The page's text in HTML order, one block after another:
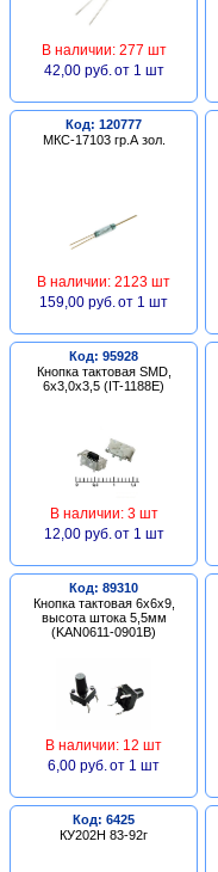
В наличии: 277 шт
42,00 руб. от 1 шт
Код: 120777
МКС-17103 гр.А зол.
В наличии: 2123 шт
159,00 руб. от 1 шт
Код: 95928
Кнопка тактовая SMD,
6х3,0х3,5 (IT-1188E)
В наличии: 3 шт
12,00 руб. от 1 шт
Код: 89310
Кнопка тактовая 6х6х9,
высота штока 5,5мм
(KAN0611-0901B)
В наличии: 12 шт
6,00 руб. от 1 шт
Код: 6425
КУ202Н 83-92г